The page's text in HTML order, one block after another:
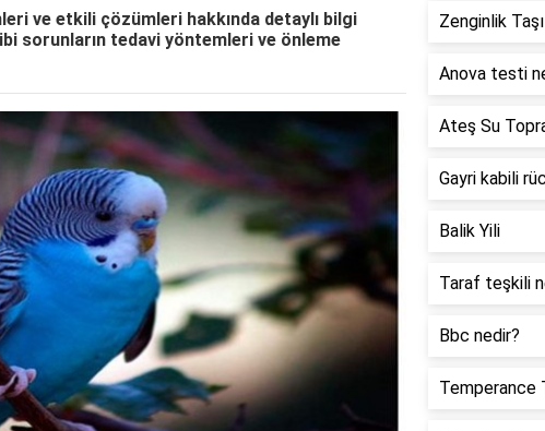
ve etkili çözümleri hakkında detaylı bilgi
sorunların tedavi yöntemleri ve önleme
Zenginlik
Anova testi
Ateş Su
Gayri kabili
Balik Yili
Taraf teşkili
Bbc nedir?
Temperance